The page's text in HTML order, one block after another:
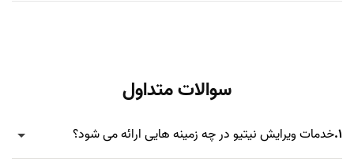
سوالات متداول
1.خدمات ویرایش نیتیو در چه زمینه هایی ارائه می شود؟